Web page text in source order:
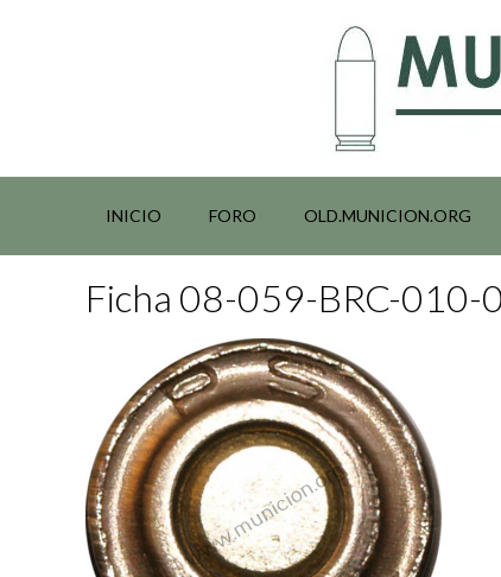
INICIO FORO OLD.MUNICION.ORG
Ficha 08-059-BRC-010-